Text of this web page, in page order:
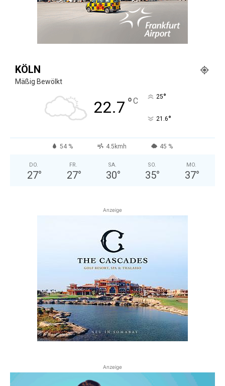
KÖLN
Mäßig Bewölkt
22.7 °C 25°
21.6°
54 % 4.5kmh 45 %
DO.
27°
FR.
27°
SA.
30°
SO.
35°
MO.
37°
Anzeige
Anzeige